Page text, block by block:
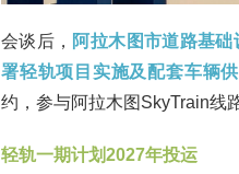
会谈后， 阿拉木图市道路基
署轻轨项目实施及配套车辆
约，参与阿拉木图SkyTrain线
轻轨一期计划2027年投运